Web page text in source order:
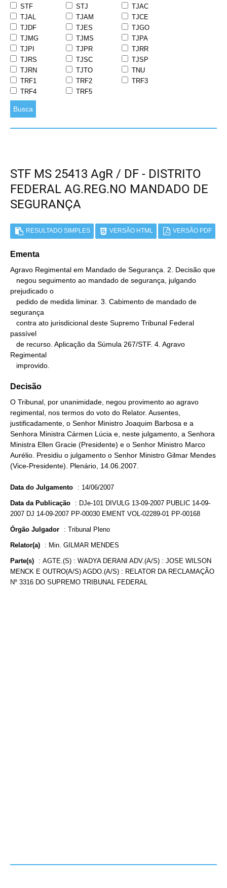
STF STJ
TJAC
TJAL
TJAM
TJCE
TJDF
TJES
TJGO
TJMG
TJMS
TJPA
TJPI
TJPR
TJRR
TJRS
TJSC
TJSP
TJRN
TJTO
TNU
TRF1
TRF2
TRF3
TRF4
TRF5
Busca
STF MS 25413 AgR / DF - DISTRITO
FEDERAL AG.REG.NO MANDADO DE
SEGURANÇA
RESULTADO SIMPLES VERSÃO HTML VERSÃO PDF
Ementa
Agravo Regimental em Mandado de Segurança. 2. Decisão que
prejudicado o
segurança
passível
Regimental
   improvido.
Decisão
O Tribunal, por unanimidade, negou provimento ao agravo
regimental, nos termos do voto do Relator. Ausentes,
justificadamente, o Senhor Ministro Joaquim Barbosa e a
Senhora Ministra Cármen Lúcia e, neste julgamento, a Senhora
Ministra Ellen Gracie (Presidente) e o Senhor Ministro Marco
Aurélio. Presidiu o julgamento o Senhor Ministro Gilmar Mendes
(Vice-Presidente). Plenário, 14.06.2007.
Data do Julgamento : 14/06/2007
Data da Publicação : DJe-101 DIVULG 13-09-2007 PUBLIC 14-09-
2007 DJ 14-09-2007 PP-00030 EMENT VOL-02289-01 PP-00168
Órgão Julgador : Tribunal Pleno
Relator(a) : Min. GILMAR MENDES
Parte(s) : AGTE.(S) : WADYA DERANI ADV.(A/S) : JOSE WILSON
MENCK E OUTRO(A/S) AGDO.(A/S) : RELATOR DA RECLAMAÇÃO
Nº 3316 DO SUPREMO TRIBUNAL FEDERAL